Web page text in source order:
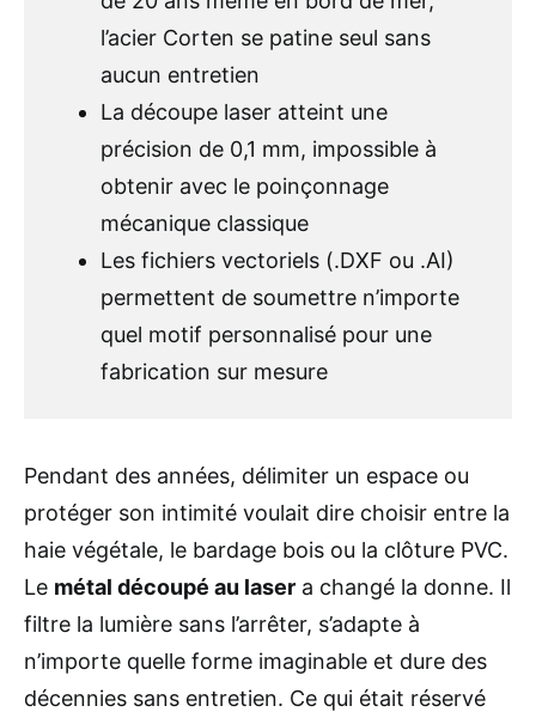
l’acier Corten se patine seul sans
aucun entretien
La découpe laser atteint une
précision de 0,1 mm, impossible à
obtenir avec le poinçonnage
mécanique classique
Les fichiers vectoriels (.DXF ou .AI)
permettent de soumettre n’importe
quel motif personnalisé pour une
fabrication sur mesure
Pendant des années, délimiter un espace ou
protéger son intimité voulait dire choisir entre la
haie végétale, le bardage bois ou la clôture PVC.
Le métal découpé au laser a changé la donne. Il
filtre la lumière sans l’arrêter, s’adapte à
n’importe quelle forme imaginable et dure des
décennies sans entretien. Ce qui était réservé